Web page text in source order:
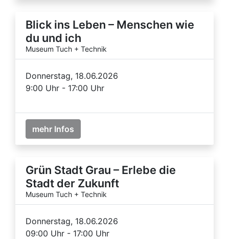
Blick ins Leben – Menschen wie
du und ich
Museum Tuch + Technik
Donnerstag, 18.06.2026
9:00 Uhr - 17:00 Uhr
mehr Infos
Grün Stadt Grau – Erlebe die
Stadt der Zukunft
Museum Tuch + Technik
Donnerstag, 18.06.2026
09:00 Uhr - 17:00 Uhr